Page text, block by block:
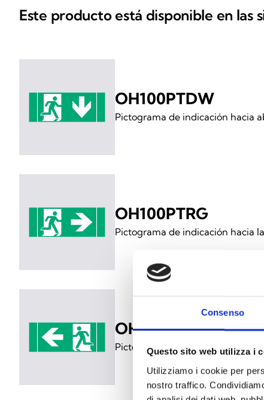
Consenso
Questo sito web utilizza i
Utilizziamo i cookie per
nostro traffico.
Este producto está disponible en las
OH100PTDW
Pictograma de indicación hacia
OH100PTRG
Pictograma de indicación hacia
OH100PTLF
Pictograma de indicación hacia la